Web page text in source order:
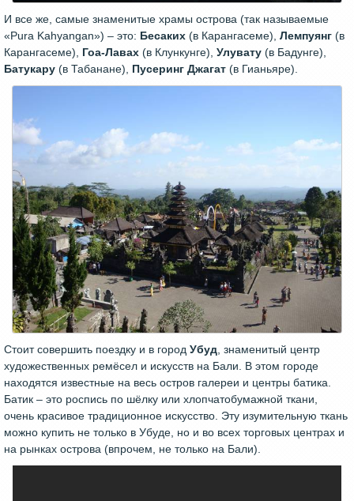
И все же, самые знаменитые храмы острова (так называемые
«Pura Kahyangan») – это: Бесаких (в Карангасеме), Лемпуянг (в
Карангасеме), Гоа-Лавах (в Клункунге), Улувату (в Бадунге),
Батукару (в Табанане), Пусеринг Джагат (в Гианьяре).
Стоит совершить поездку и в город Убуд , знаменитый центр
художественных ремёсел и искусств на Бали. В этом городе
находятся известные на весь остров галереи и центры батика.
Батик – это роспись по шёлку или хлопчатобумажной ткани,
очень красивое традиционное искусство. Эту изумительную ткань
можно купить не только в Убуде, но и во всех торговых центрах и
на рынках острова (впрочем, не только на Бали).